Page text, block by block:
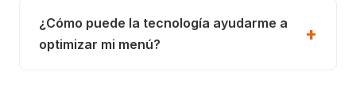
¿Cómo puede la tecnología ayudarme a
optimizar mi menú?